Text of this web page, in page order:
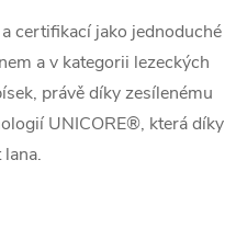
certifikací jako jednoduché
a v kategorii lezeckých
právě díky zesílenému
UNICORE®, která díky